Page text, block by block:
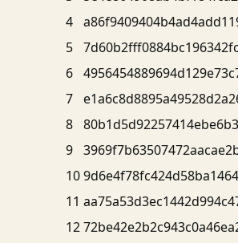
4
5
6
7
8
9
10
11
12